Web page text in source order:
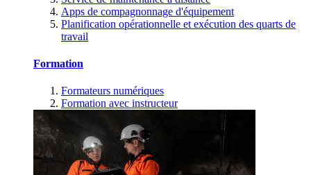
Apps de compagnonnage d'équipement
Planification opérationnelle et exécution des quarts de
travail
Formation
Formateurs numériques
Formation avec instructeur